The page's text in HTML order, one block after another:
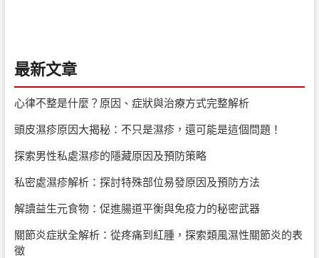
最新文章
心律不整是什麼？原因、症狀與治療方式完整解析
頭皮濕疹原因大揭秘：不只是濕疹，還可能是這個問題！
探索男性私處濕疹的隱藏原因及預防策略
私密處濕疹解析：探討特殊部位易發原因及預防方法
解讀益生元食物：促進腸道平衡與免疫力的秘密武器
關節炎症狀全解析：從疼痛到紅腫，探索類風濕性關節炎的表
徵